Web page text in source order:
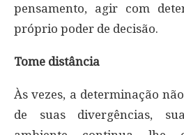
pensamento, agir com
próprio poder de decisão.
Tome distância
Às vezes, a determinação
de suas divergências,